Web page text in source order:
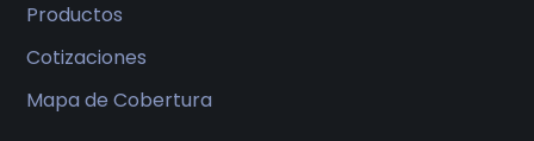
Productos
Cotizaciones
Mapa de Cobertura